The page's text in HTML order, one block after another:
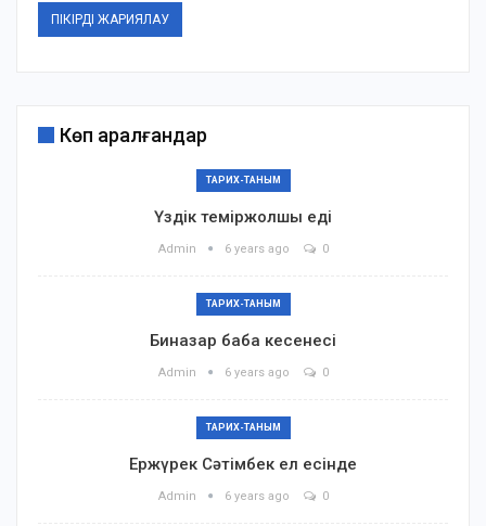
Көп қаралғандар
ТАРИХ-ТАНЫМ
Үздік теміржолшы еді
Admin 6 years ago 0
ТАРИХ-ТАНЫМ
Биназар баба кесенесі
Admin 6 years ago 0
ТАРИХ-ТАНЫМ
Ержүрек Сәтімбек ел есінде
Admin 6 years ago 0